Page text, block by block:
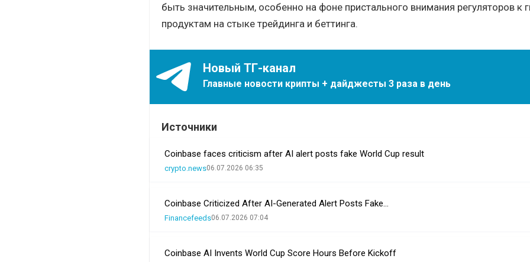
быть значительным, особенно на фоне пристального внимания регуляторов к
продуктам на стыке трейдинга и беттинга.
Новый ТГ-канал
Главные новости крипты + дайджесты 3 раза в день
Источники
Coinbase faces criticism after AI alert posts fake World Cup result
crypto.news06.07.2026 06:35
Coinbase Criticized After AI-Generated Alert Posts Fake…
Financefeeds06.07.2026 07:04
Coinbase AI Invents World Cup Score Hours Before Kickoff